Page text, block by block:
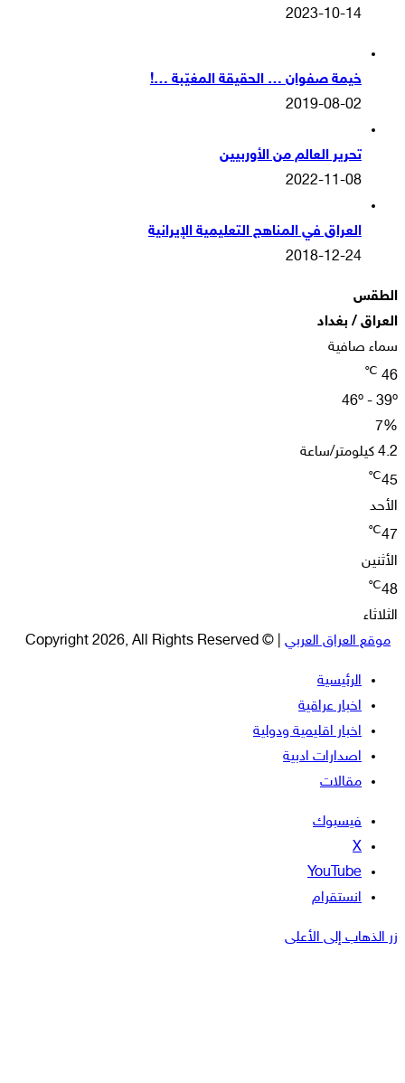
2023-10-14
خيمة صفوان … الحقيقة المغيّبة …!
2019-08-02
تحرير العالم من الأوربيين
2022-11-08
العراق في المناهج التعليمية الإيرانية
2018-12-24
الطقس
العراق / بغداد
سماء صافية
46
℃
46º - 39º
7%
4.2 كيلومتر/ساعة
45
℃
الأحد
47
℃
الأثنين
48
℃
الثلاثاء
موقع العراق العربي | © Copyright 2026, All Rights Reserved
الرئيسية
اخبار عراقية
اخبار اقليمية ودولية
اصدارات ادبية
مقالات
فيسبوك
‫X
‫YouTube
انستقرام
زر الذهاب إلى الأعلى